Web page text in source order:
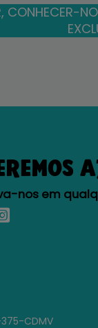
CONHECER-
nos em
CDMV